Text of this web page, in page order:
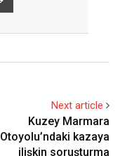
Next article
Kuzey Marmara
Otoyolu’ndaki kazaya
ilişkin soruşturma